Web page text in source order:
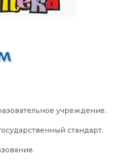
учреждение.
стандарт.